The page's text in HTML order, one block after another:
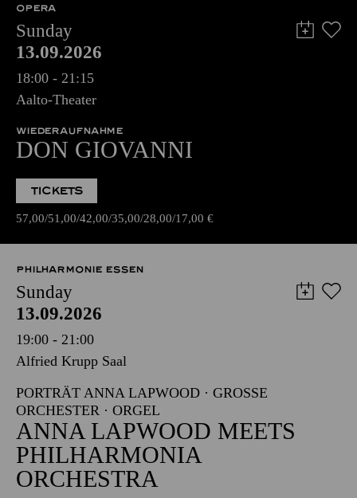
OPERA
Sunday
13.09.2026
18:00 - 21:15
Aalto-Theater
WIEDERAUFNAHME
DON GIOVANNI
TICKETS
57,00 51,00 42,00 35,00 28,00 17,00 €
PHILHARMONIE ESSEN
Sunday
13.09.2026
19:00 - 21:00
Alfried Krupp Saal
PORTRÄT ANNA LAPWOOD · GROSSE O
RCHESTER · ORGEL
ANNA LAPWOOD MEETS
PHILHARMONIA
ORCHESTRA